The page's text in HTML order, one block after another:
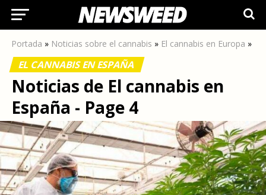
Portada » Noticias sobre el cannabis » El cannabis en Europa »
EL CANNABIS EN ESPAÑA
Noticias de El cannabis en
España - Page 4